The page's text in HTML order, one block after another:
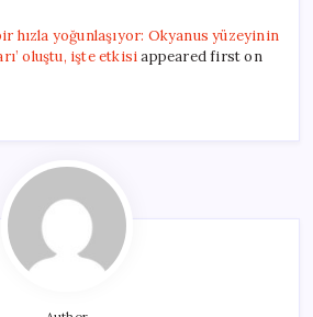
hızla yoğunlaşıyor: Okyanus yüzeyinin
oluştu, işte etkisiappeared first on